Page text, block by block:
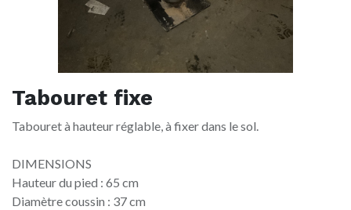
Tabouret fixe
Tabouret à hauteur réglable, à fixer dans le sol.
DIMENSIONS
Hauteur du pied : 65 cm
Diamètre coussin : 37 cm